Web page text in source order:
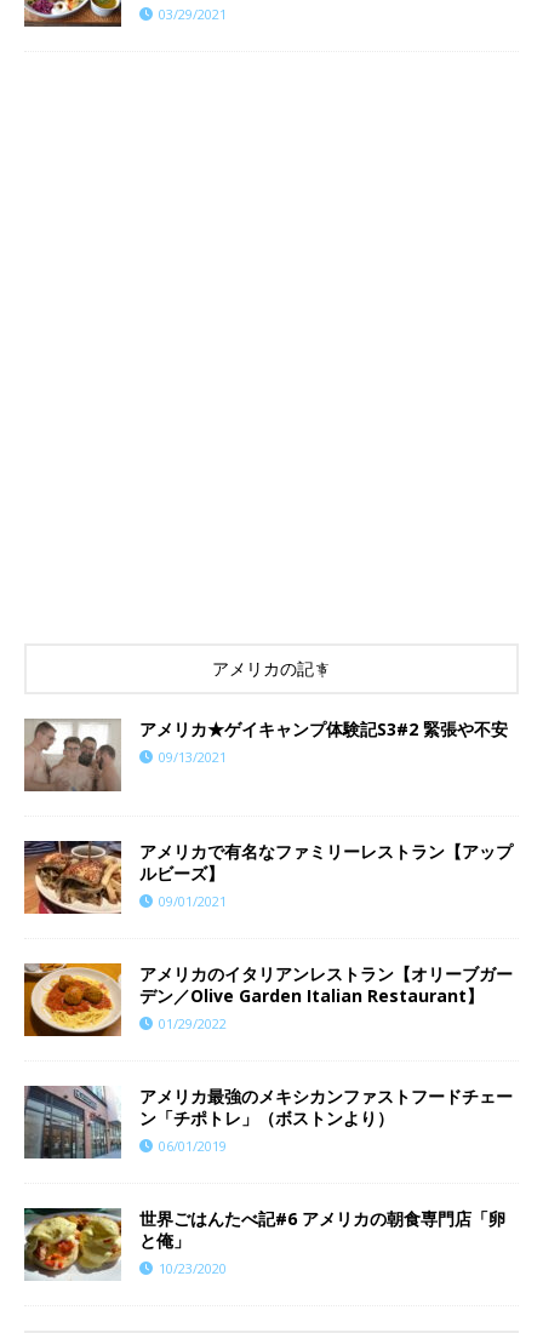
03/29/2021
アメリカの記事
アメリカ★ゲイキャンプ体験記S3#2 緊張や不安
09/13/2021
アメリカで有名なファミリーレストラン【アップ
ルビーズ】
09/01/2021
アメリカのイタリアンレストラン【オリーブガー
デン／Olive Garden Italian Restaurant】
01/29/2022
アメリカ最強のメキシカンファストフードチェー
ン「チポトレ」（ボストンより）
06/01/2019
世界ごはんたべ記#6 アメリカの朝食専門店「卵
と俺」
10/23/2020